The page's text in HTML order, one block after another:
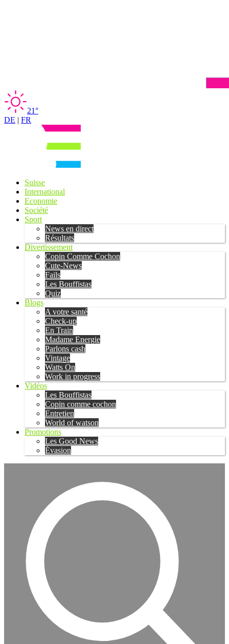
21°
DE | FR
Suisse
International
Economie
Société
Sport
News en direct
Résultats
Divertissement
Copin Comme Cochon
Cute-News
Fails
Les Bouffistas
Quiz
Blogs
A votre santé
Check-up
En Train
Madame Energie
Parlons cash
Vintage
Watts On
Work in progress
Vidéos
Les Bouffistas
Copin comme cochon
Entretien
World of watson
Promotions
Les Good News
Évasion